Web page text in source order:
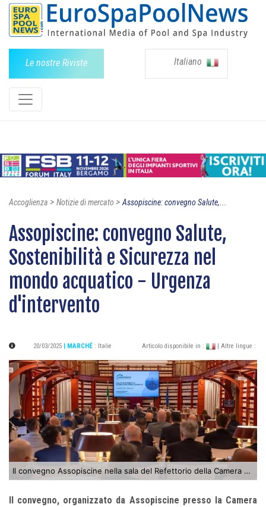
Le nostre Riviste Italiano
Accoglienza > Notizie di mercato >Assopiscine: convegno Salute,...
Assopiscine: convegno Salute,
Sostenibilità e Sicurezza nel
mondo acquatico - Urgenza
d'intervento
20/03/2025 | MARCHÉ : Italie Articolo disponibile in : | Altre lingue :
Il convegno Assopiscine nella sala del Refettorio della Camera dei Deputati a Roma
Il convegno, organizzato da Assopiscine presso la Camera